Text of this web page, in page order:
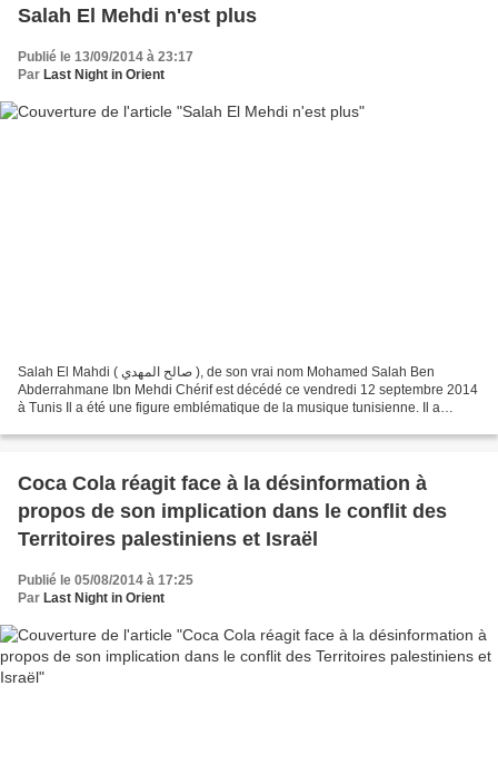
Salah El Mehdi n'est plus
Publié le 13/09/2014 à 23:17
Par Last Night in Orient
Salah El Mahdi ( صالح المهدي ), de son vrai nom Mohamed Salah Ben
Abderrahmane Ibn Mehdi Chérif est décédé ce vendredi 12 septembre 2014
à Tunis Il a été une figure emblématique de la musique tunisienne. Il a
Coca Cola réagit face à la désinformation à
propos de son implication dans le conflit des
Territoires palestiniens et Israël
Publié le 05/08/2014 à 17:25
Par Last Night in Orient